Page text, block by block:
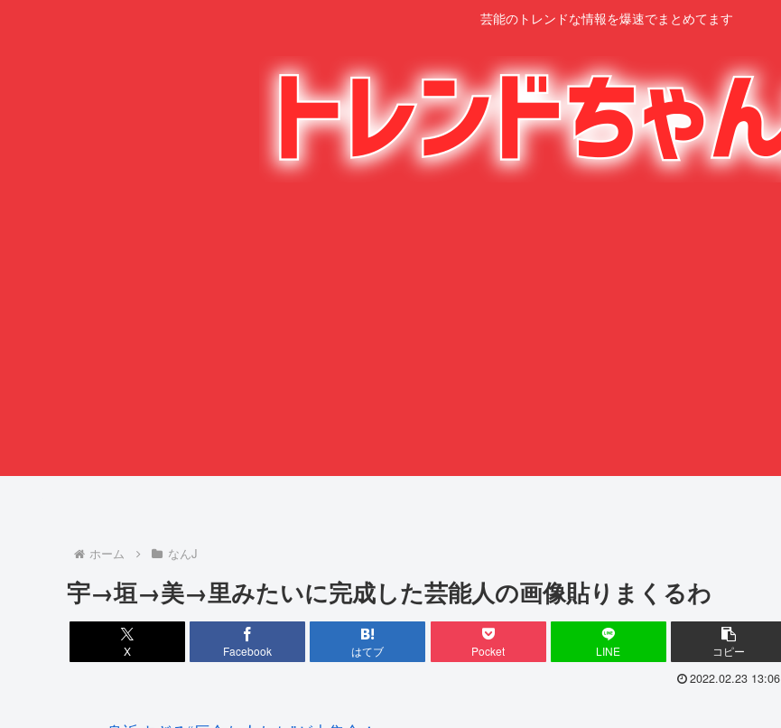
芸能のトレンドな情報を爆速でまとめてます
ホーム なんJ
宇→垣→美→里みたいに完成した芸能人の画像貼りまくるわ
X Facebook はてブ Pocket LINE コピー
2022.02.23 13:06